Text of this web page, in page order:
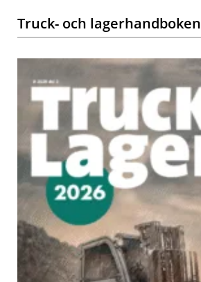
Truck- och lagerhandboken